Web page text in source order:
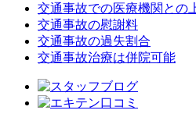
交通事故での医療機関との
交通事故の慰謝料
交通事故の過失割合
交通事故治療は併院可能